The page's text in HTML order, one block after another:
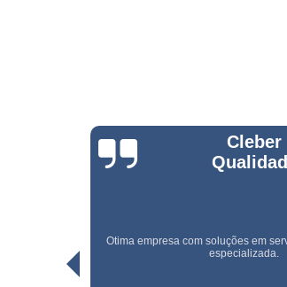
Rogerio
Uma empresa rápida e